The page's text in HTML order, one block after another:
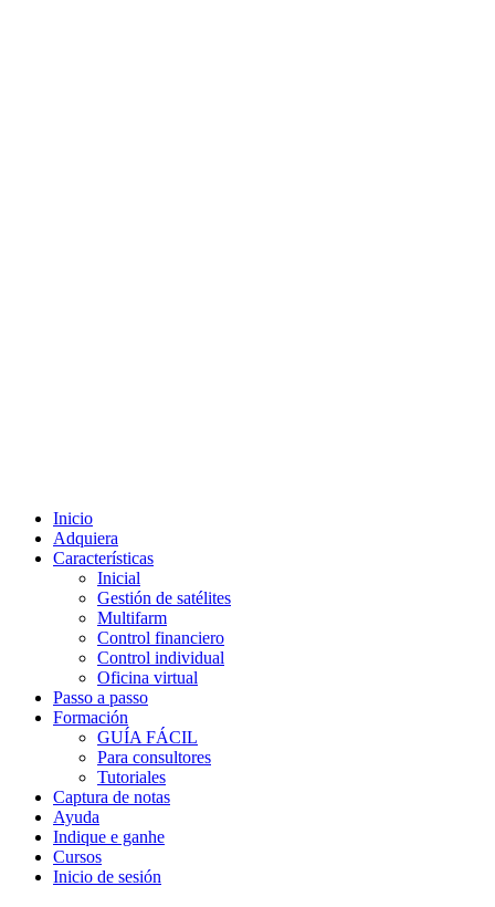
Inicio
Adquiera
Características
Inicial
Gestión de satélites
Multifarm
Control financiero
Control individual
Oficina virtual
Passo a passo
Formación
GUÍA FÁCIL
Para consultores
Tutoriales
Captura de notas
Ayuda
Indique e ganhe
Cursos
Inicio de sesión